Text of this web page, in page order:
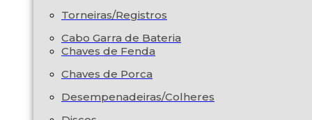
Torneiras/Registros
Cabo Garra de Bateria
Chaves de Fenda
Chaves de Porca
Desempenadeiras/Colheres